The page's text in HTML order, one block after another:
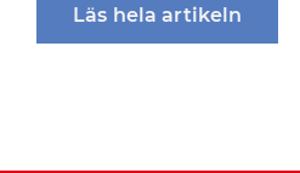
Läs hela artikeln